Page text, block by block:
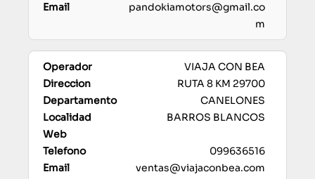
pandokiamotors@gmail.co
m
VIAJA CON BEA
RUTA 8 KM 29700
CANELONES
BARROS BLANCOS
099636516
ventas@viajaconbea.com